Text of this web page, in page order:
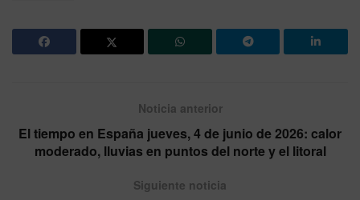
Noticia anterior
El tiempo en España jueves, 4 de junio de 2026: calor
moderado, lluvias en puntos del norte y el litoral
Siguiente noticia